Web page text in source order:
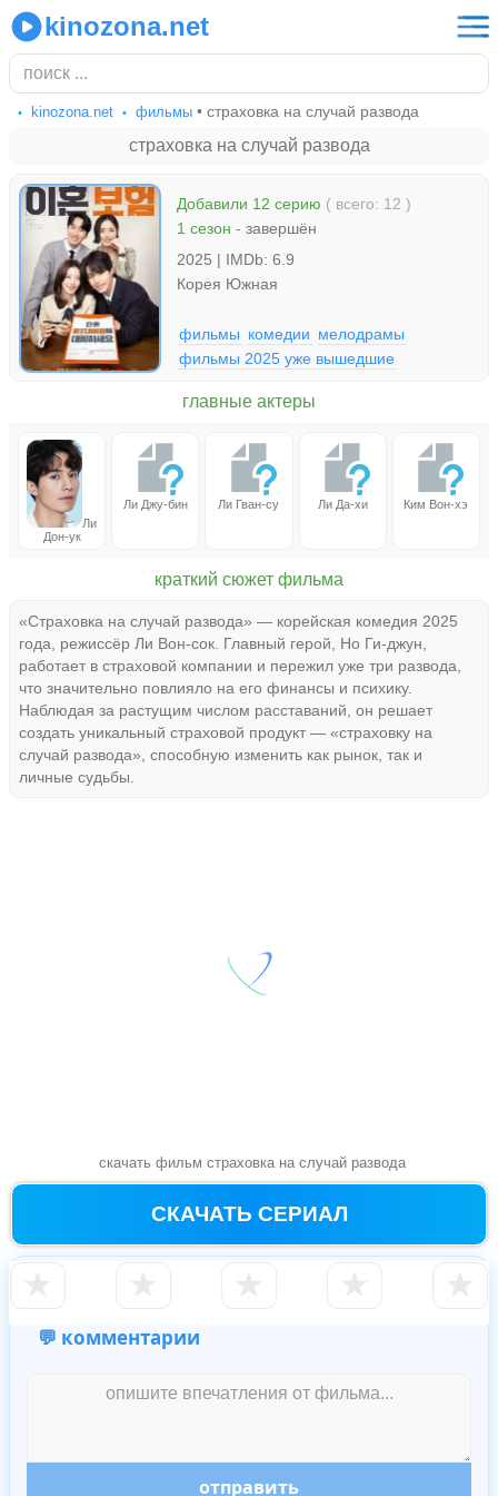
kinozona.net
kinozona.net фильмы • страховка на случай развода
страховка на случай развода
Добавили 12 серию ( всего: 12 )
1 сезон -завершён
2025 | IMDb: 6.9
Корея Южная
фильмы комедии мелодрамы
фильмы 2025 уже вышедшие
главные актеры
Ли
Дон-ук
Ли Джу-бин Ли Гван-су Ли Да-хи Ким Вон-хэ
краткий сюжет фильма
«Страховка на случай развода» — корейская комедия 2025
года, режиссёр Ли Вон-сок. Главный герой, Но Ги-джун,
работает в страховой компании и пережил уже три развода,
что значительно повлияло на его финансы и психику.
Наблюдая за растущим числом расставаний, он решает
создать уникальный страховой продукт — «страховку на
случай развода», способную изменить как рынок, так и
личные судьбы.
скачать фильм страховка на случай развода
СКАЧАТЬ СЕРИАЛ
★ ★ ★ ★ ★
💬 комментарии
отправить